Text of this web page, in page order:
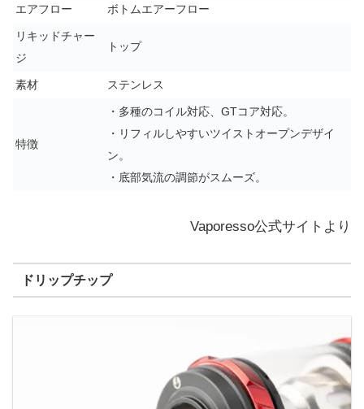
エアフロー ボトムエアーフロー
リキッドチャー
ジ
トップ
素材 ステンレス
特徴
・多種のコイル対応、GTコア対応。
・リフィルしやすいツイストオープンデザイ
ン。
・底部気流の調節がスムーズ。
Vaporesso公式サイトより
ドリップチップ